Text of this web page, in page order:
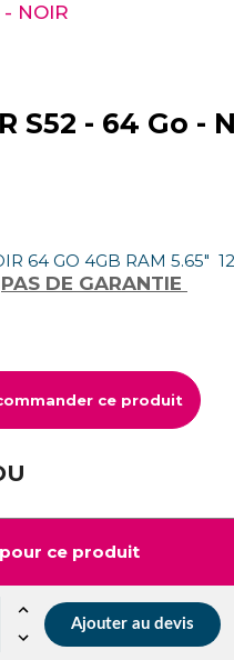
- NOIR
S52 - 64 Go -
64 GO 4GB RAM 5.65"
PAS DE GARANTIE
ce produit
ce produit
Ajouter au devis